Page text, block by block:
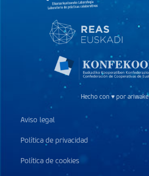
Hecho con ♥ por ariwake
Aviso legal
Política de privacidad
Política de cookies